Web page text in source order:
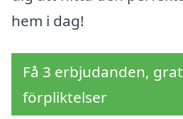
hem i dag!
Få 3 erbjudanden,
förpliktelser